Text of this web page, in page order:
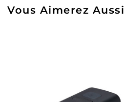
Vous Aimerez Aussi